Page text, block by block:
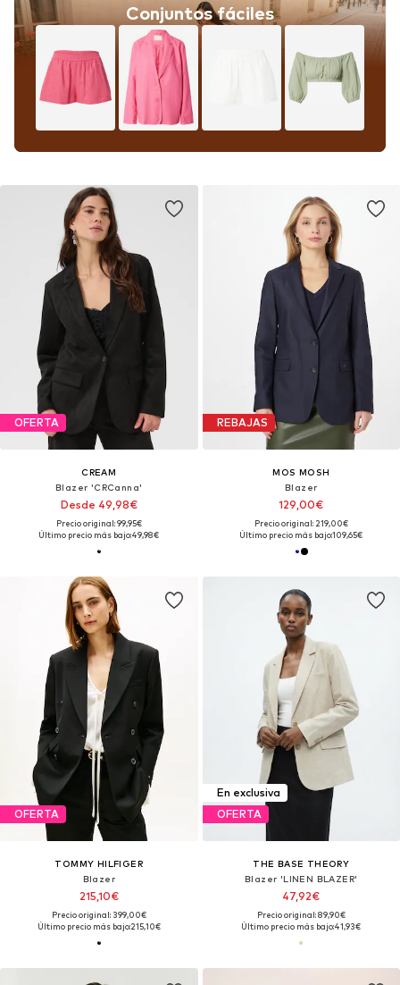
Conjuntos fáciles
OFERTA
CREAM
Blazer 'CRCanna'
Desde 49,98€
Precio original: 99,95€
Último precio más bajo:49,98€
REBAJAS
MOS MOSH
Blazer
129,00€
Precio original: 219,00€
Último precio más bajo:109,65€
OFERTA
TOMMY HILFIGER
Blazer
215,10€
Precio original: 399,00€
Último precio más bajo:215,10€
En exclusiva
OFERTA
THE BASE THEORY
Blazer 'LINEN BLAZER'
47,92€
Precio original: 89,90€
Último precio más bajo:41,93€